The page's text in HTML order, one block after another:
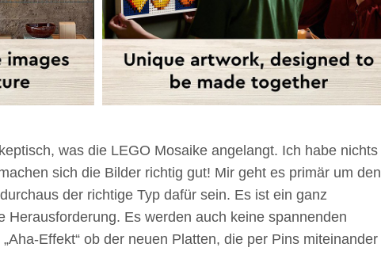
was die LEGO Mosaike angelangt. Ich habe nichts
sich die Bilder richtig gut! Mir geht es primär um den
der richtige Typ dafür sein. Es ist ein ganz
Herausforderung. Es werden auch keine spannenden
Effekt“ ob der neuen Platten, die per Pins miteinander